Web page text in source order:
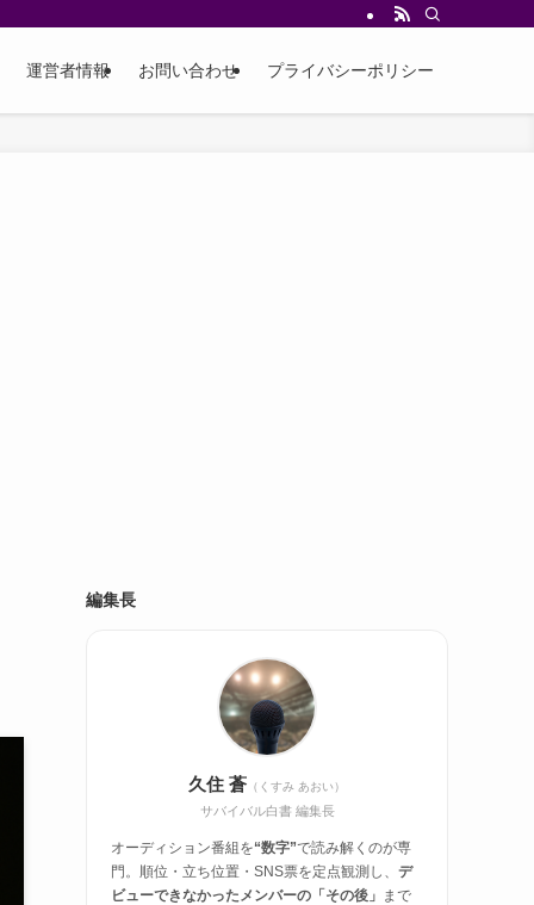
運営者情報 お問い合わせ プライバシーポリシー
編集長
久住 蒼 （くすみ あおい）
サバイバル白書 編集長
オーディション番組を“数字”で読み解くのが専
門。順位・立ち位置・SNS票を定点観測し、 デ
ビューできなかったメンバーの「その後」 まで